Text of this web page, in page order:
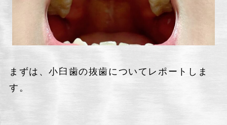
まずは、小臼歯の抜歯についてレポートしま
す。